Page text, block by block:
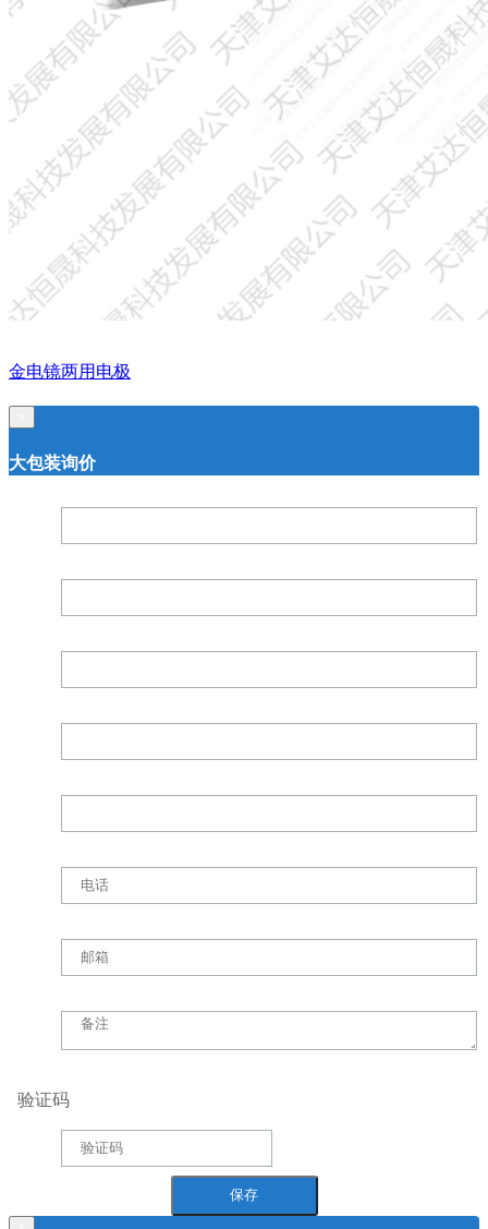
金电镜两用电极
大包装询价
验证码